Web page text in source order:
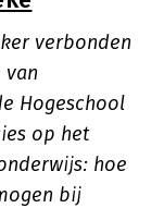
verbonden
van
Hogeschool
op het
hoe
bij